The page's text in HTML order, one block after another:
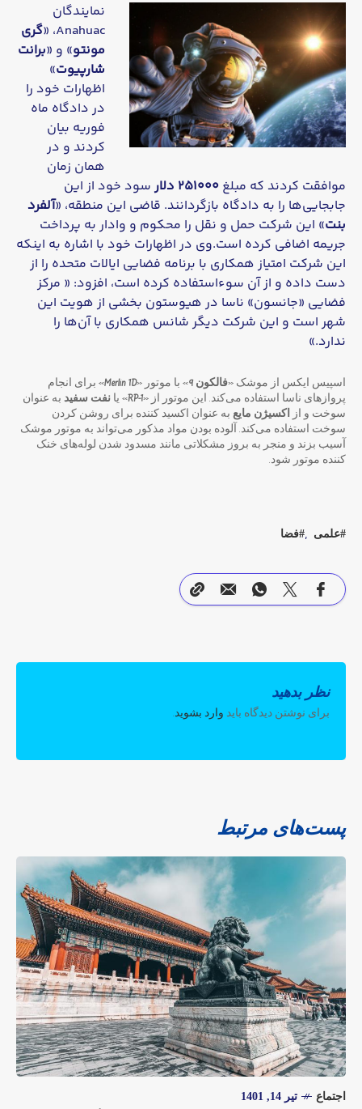
نمایندگان
Anahuac، «
گری
مونتو» و «برانت
شارپیوت»
اظهارات خود را
در دادگاه ماه
فوریه بیان
کردند و در
همان زمان
موافقت کردند که مبلغ
سود خود از این
جابجایی‌ها را به دادگاه بازگردانند. قاضی این منطقه، «آلفرد
بنت» این شرکت حمل و نقل را محکوم و وادار به پرداخت
جریمه اضافی کرده است.وی در اظهارات خود با اشاره به اینکه
این شرکت امتیاز همکاری با برنامه فضایی ایالات متحده را از
دست داده و از آن سوءاستفاده کرده است، افزود: « مرکز
فضایی «جانسون» ناسا در هیوستون بخشی از هویت این
شهر است و این شرکت دیگر شانس همکاری با آن‌ها را
ندارد.»
اسپیس ایکس از موشک «فالکون 9 » با موتور «Merlin 1D» برای انجام
پروازهای ناسا استفاده می‌کند. این موتور از «RP-1» یا نفت سفید به عنوان
سوخت و از
اکسیژن مایع به عنوان اکسید کننده برای روشن کردن
سوخت استفاده می‌کند. آلوده بودن مواد مذکور می‌تواند به موتور موشک
آسیب بزند و منجر به بروز مشکلاتی مانند مسدود شدن لوله‌های خنک
کننده موتور شود.
علمی فضا
نظر بدهید
برای نوشتن دیدگاه باید وارد بشوید.
پست‌های مرتبط
اجتماع تیر 14, 1401